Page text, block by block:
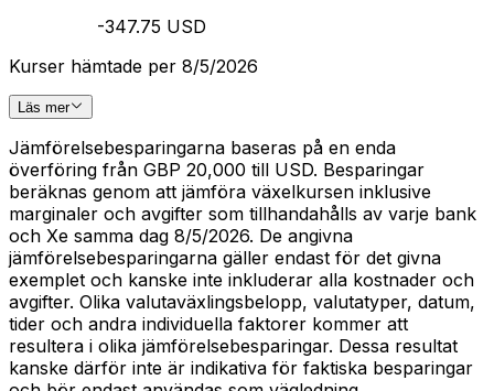
-347.75 USD
Kurser hämtade per 8/5/2026
Läs mer
Jämförelsebesparingarna baseras på en enda
överföring från GBP 20,000 till USD. Besparingar
beräknas genom att jämföra växelkursen inklusive
marginaler och avgifter som tillhandahålls av varje bank
och Xe samma dag 8/5/2026. De angivna
jämförelsebesparingarna gäller endast för det givna
exemplet och kanske inte inkluderar alla kostnader och
avgifter. Olika valutaväxlingsbelopp, valutatyper, datum,
tider och andra individuella faktorer kommer att
resultera i olika jämförelsebesparingar. Dessa resultat
kanske därför inte är indikativa för faktiska besparingar